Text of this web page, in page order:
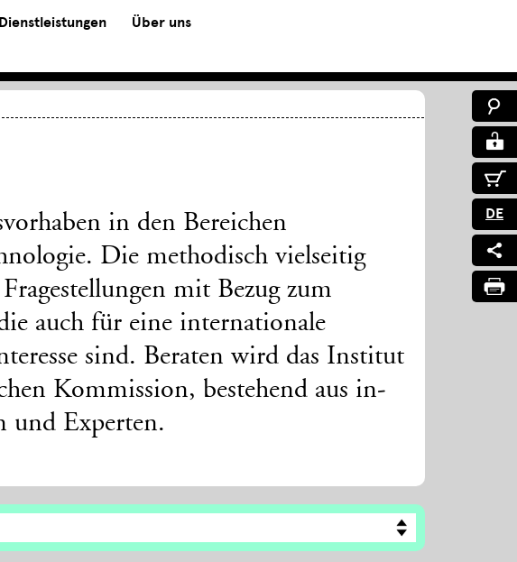
Dienstleistungen Über uns
DE
in den Bereichen
Die methodisch vielseitig
mit Bezug zum
auch für eine internationale
sind. Beraten wird das Institut
Kommission, bestehend aus in-
und Experten.